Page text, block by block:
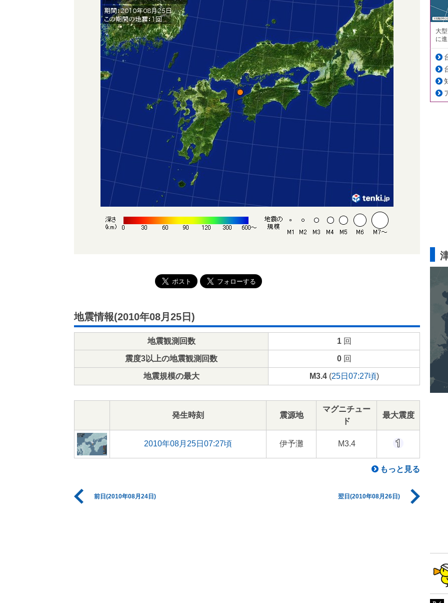
地震情報(2010年08月25日)
地震観測回数 1回
震度3以上の地震観測回数 0回
地震規模の最大 M3.4(25日07:27頃)
発生時刻 震源地
マグニチュー
ド
最大震度
2010年08月25日07:27頃 伊予灘 M3.4
もっと見る
前日(2010年08月24日) 翌日(2010年08月26日)
大
に